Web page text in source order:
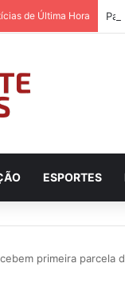
de Última Hora
ESPORTES
primeira parcela